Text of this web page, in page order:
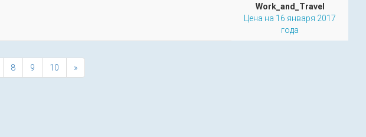
Work_and_Travel
Цена на 16 января 2017
года
8 9 10 »